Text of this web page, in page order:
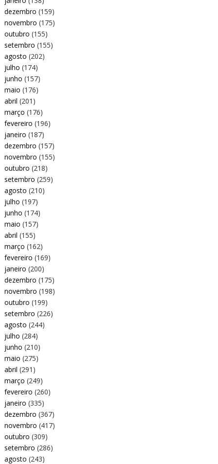
dezembro (159)
novembro (175)
outubro (155)
setembro (155)
agosto (202)
julho (174)
junho (157)
maio (176)
abril (201)
março (176)
fevereiro (196)
janeiro (187)
dezembro (157)
novembro (155)
outubro (218)
setembro (259)
agosto (210)
julho (197)
junho (174)
maio (157)
abril (155)
março (162)
fevereiro (169)
janeiro (200)
dezembro (175)
novembro (198)
outubro (199)
setembro (226)
agosto (244)
julho (284)
junho (210)
maio (275)
abril (291)
março (249)
fevereiro (260)
janeiro (335)
dezembro (367)
novembro (417)
outubro (309)
setembro (286)
agosto (243)